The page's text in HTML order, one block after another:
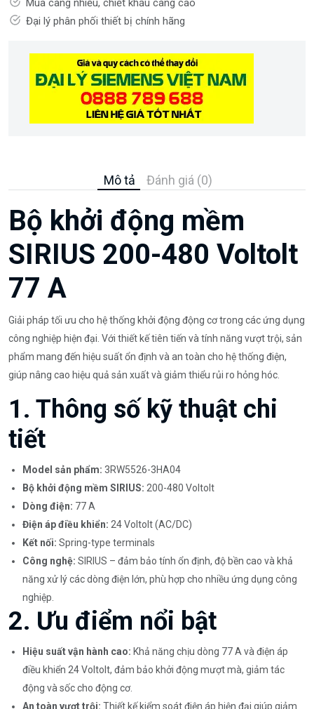
Mua càng nhiều, chiết khấu càng cao
Đại lý phân phối thiết bị chính hãng
Mô tả Đánh giá (0)
Bộ khởi động mềm
SIRIUS 200-480 Voltolt
77 A
Giải pháp tối ưu cho hệ thống khởi động động cơ trong các ứng dụng
công nghiệp hiện đại. Với thiết kế tiên tiến và tính năng vượt trội, sản
phẩm mang đến hiệu suất ổn định và an toàn cho hệ thống điện,
giúp nâng cao hiệu quả sản xuất và giảm thiểu rủi ro hỏng hóc.
1. Thông số kỹ thuật chi
tiết
Model sản phẩm: 3RW5526-3HA04
Bộ khởi động mềm SIRIUS: 200-480 Voltolt
Dòng điện: 77 A
Điện áp điều khiển: 24 Voltolt (AC/DC)
Kết nối: Spring-type terminals
Công nghệ: SIRIUS – đảm bảo tính ổn định, độ bền cao và khả
năng xử lý các dòng điện lớn, phù hợp cho nhiều ứng dụng công
nghiệp.
2. Ưu điểm nổi bật
Hiệu suất vận hành cao: Khả năng chịu dòng 77 A và điện áp
điều khiển 24 Voltolt, đảm bảo khởi động mượt mà, giảm tác
động và sốc cho động cơ.
An toàn vượt trội: Thiết kế kiểm soát điện áp hiện đại giúp giảm